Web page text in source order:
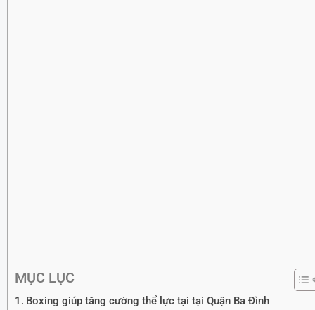
MỤC LỤC
Boxing giúp tăng cường thể lực tại tại Quận Ba Đình